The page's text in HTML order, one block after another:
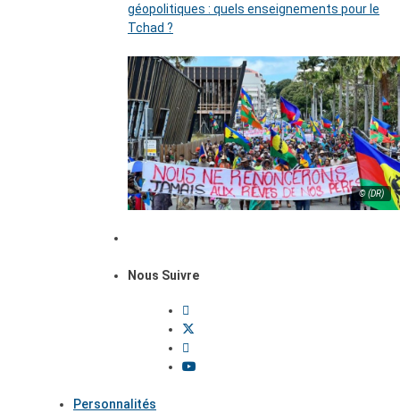
géopolitiques : quels enseignements pour le
Tchad ?
© (DR)
Nous Suivre
Personnalités